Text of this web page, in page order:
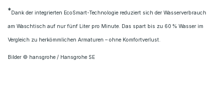
*Dank der integrierten EcoSmart-Technologie reduziert sich der Wasserverbrauch
am Waschtisch auf nur fünf Liter pro Minute. Das spart bis zu 60 % Wasser im
Vergleich zu herkömmlichen Armaturen – ohne Komfortverlust.
Bilder © hansgrohe / Hansgrohe SE